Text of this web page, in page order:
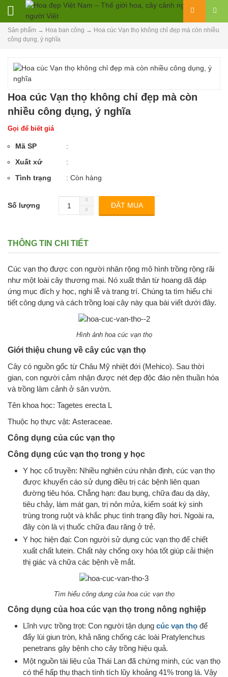
Sản phẩm → Hoa ban công → Hoa cúc Vạn thọ không chỉ đẹp mà còn nhiều
công dụng, ý nghĩa
Hoa cúc Vạn thọ không chỉ đẹp mà còn
nhiều công dụng, ý nghĩa
Gọi để biết giá
Mã SP
:
Xuất xứ
:
Tình trạng
: Còn hàng
Số lượng
THÔNG TIN CHI TIẾT
Cúc vạn thọ được con người nhân rộng mô hình trồng rộng rãi
như một loài cây thương mại. Nó xuất thân từ hoang dã đáp
ứng mục đích y học, nghi lễ và trang trí. Chúng ta tìm hiểu chi
tiết công dụng và cách trồng loại cây này qua bài viết dưới đây.
Hình ảnh hoa cúc vạn thọ
Giới thiệu chung về cây cúc vạn thọ
Cây có nguồn gốc từ Châu Mỹ nhiệt đới (Mehico). Sau thời
gian, con người cảm nhận được nét đẹp độc đáo nên thuần hóa
và trồng làm cảnh ở sân vườn.
Tên khoa học: Tagetes erecta L
Thuộc họ thực vật: Asteraceae.
Công dụng của cúc vạn thọ
Công dụng cúc vạn thọ trong y học
Y học cổ truyền: Nhiều nghiên cứu nhận định, cúc vạn thọ
được khuyến cáo sử dụng điều trị các bệnh liên quan
đường tiêu hóa. Chẳng hạn: đau bụng, chữa đau dạ dày,
tiêu chảy, làm mát gan, trị nôn mửa, kiểm soát ký sinh
trùng trong ruột và khắc phục tình trạng đầy hơi. Ngoài ra,
đây còn là vị thuốc chữa đau răng ở trẻ.
Y học hiện đại: Con người sử dụng cúc vạn thọ để chiết
xuất chất lutein. Chất này chống oxy hóa tốt giúp cải thiện
thị giác và chữa các bệnh về mắt.
Tìm hiểu công dụng của hoa cúc vạn thọ
Công dụng của hoa cúc vạn thọ trong nông nghiệp
Lĩnh vực trồng trọt: Con người tận dụng cúc vạn thọ để
đẩy lùi giun tròn, khả năng chống các loài Pratylenchus
penetrans gây bệnh cho cây trồng hiệu quả.
Một nguồn tài liệu của Thái Lan đã chứng minh, cúc vạn thọ
có thể hấp thụ thạch tính tích lũy khoảng 41% trong lá. Vậy